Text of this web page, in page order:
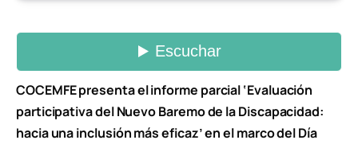
COCEMFE presenta el informe parcial ‘Evaluación
participativa del Nuevo Baremo de la Discapacidad:
hacia una inclusión más eficaz’ en el marco del Día